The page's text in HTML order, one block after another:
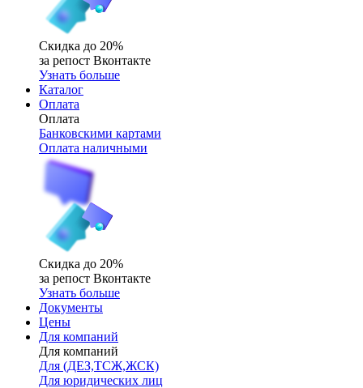
Скидка до 20%
за репост Вконтакте
Узнать больше
Каталог
Оплата
Оплата
Банковскими картами
Оплата наличными
Скидка до 20%
за репост Вконтакте
Узнать больше
Документы
Цены
Для компаний
Для компаний
Для (ДЕЗ,ТСЖ,ЖСК)
Для юридических лиц